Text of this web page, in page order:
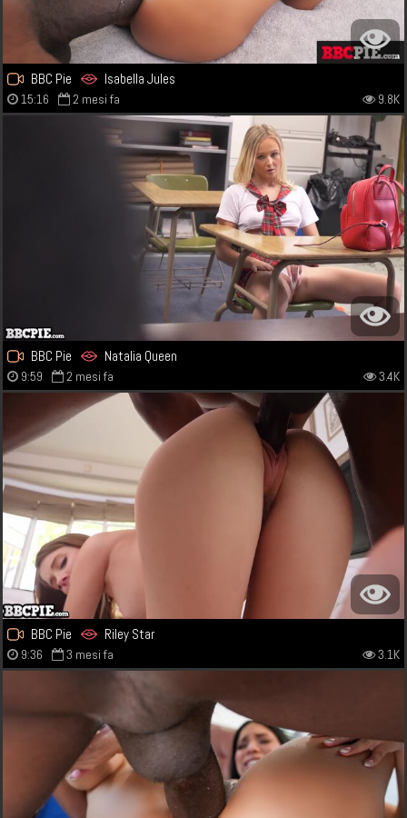
BBC Pie Isabella Jules
15:16 2 mesi fa 9.8K
BBC Pie Natalia Queen
9:59 2 mesi fa 3.4K
BBC Pie Riley Star
9:36 3 mesi fa 3.1K